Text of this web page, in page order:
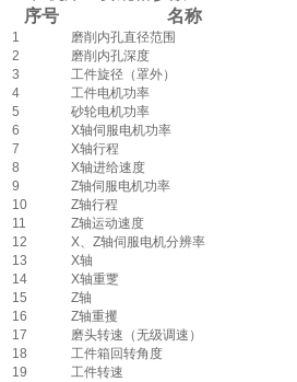
序号
名称
1 磨削内孔直径范围
2
磨削内孔深度
3
工件旋径（罩外）
4
工件电机功率
5
砂轮电机功率
6
X轴伺服电机功率
7
X轴行程
8
X轴进给速度
9
Z轴伺服电机功率
10
Z轴行程
11
Z轴运动速度
12
X、Z轴伺服电机分辨率
13
X轴
14
X轴重覂
15
Z轴
16
Z轴重攫
17
磨头转速（无级调速）
18
工件箱回转角度
19
工件转速